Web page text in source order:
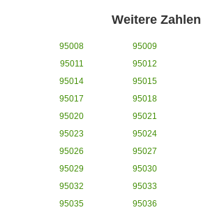
Weitere Zahlen
95008 95009
95011
95012
95014
95015
95017
95018
95020
95021
95023
95024
95026
95027
95029
95030
95032
95033
95035
95036